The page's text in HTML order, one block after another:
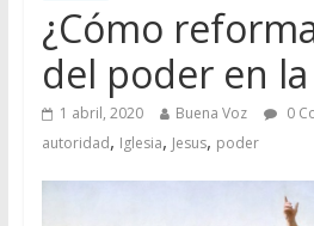
¿Cómo
del poder en la
1 abril, 2020 Buena Voz 0
autoridad, Iglesia, Jesus, poder